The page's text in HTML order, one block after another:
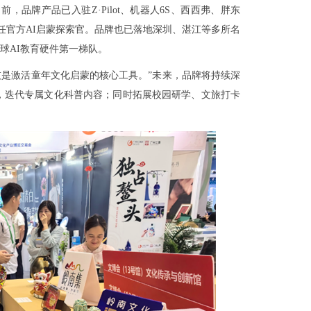
，品牌产品已入驻Z·Pilot、机器人6S、西西弗、胖东
方AI启蒙探索官。品牌也已落地深圳、湛江等多所名
AI教育硬件第一梯队。
激活童年文化启蒙的核心工具。”未来，品牌将持续深
代专属文化科普内容；同时拓展校园研学、文旅打卡